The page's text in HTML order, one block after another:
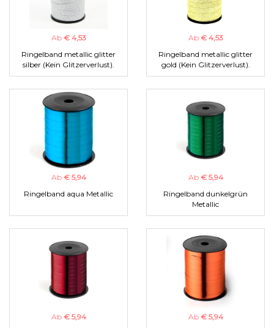
Ab € 4,53
Ringelband metallic glitter
silber (Kein Glitzerverlust).
Ab € 4,53
Ringelband metallic glitter
gold (Kein Glitzerverlust).
Ab € 5,94
Ringelband aqua Metallic
Ab € 5,94
Ringelband dunkelgrün
Metallic
Ab € 5,94
Ab € 5,94